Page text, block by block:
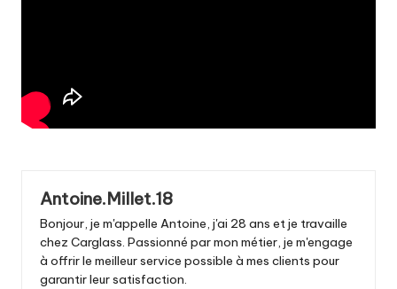
Antoine.Millet.18
Bonjour, je m'appelle Antoine, j'ai 28 ans et je travaille
chez Carglass. Passionné par mon métier, je m'engage
à offrir le meilleur service possible à mes clients pour
garantir leur satisfaction.